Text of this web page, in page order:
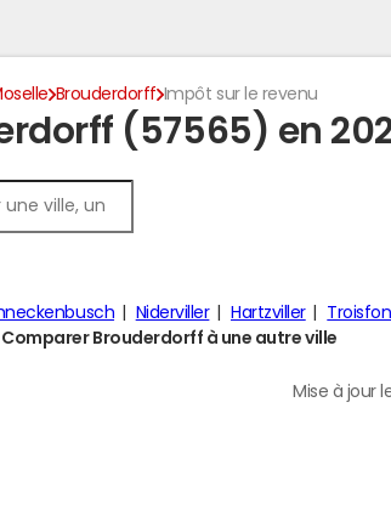
Brouderdorff Impôt sur le revenu
(57565) en
Niderviller Hartzviller
Comparer Brouderdorff à une autre ville
Mise à jour